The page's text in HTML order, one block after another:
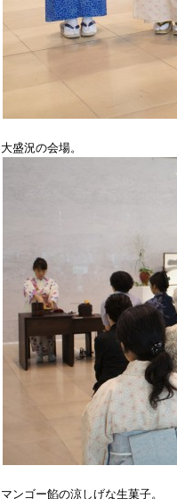
大盛況の会場。
マンゴー餡の涼しげな生菓子。